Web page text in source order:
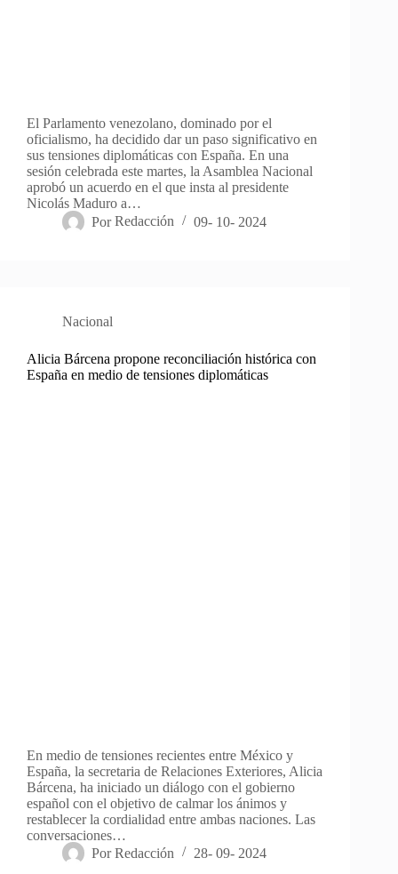
El Parlamento venezolano, dominado por el
oficialismo, ha decidido dar un paso significativo en
sus tensiones diplomáticas con España. En una
sesión celebrada este martes, la Asamblea Nacional
aprobó un acuerdo en el que insta al presidente
Nicolás Maduro a…
Por Redacción 09- 10- 2024
Nacional
Alicia Bárcena propone reconciliación histórica con
España en medio de tensiones diplomáticas
En medio de tensiones recientes entre México y
España, la secretaria de Relaciones Exteriores, Alicia
Bárcena, ha iniciado un diálogo con el gobierno
español con el objetivo de calmar los ánimos y
restablecer la cordialidad entre ambas naciones. Las
conversaciones…
Por Redacción 28- 09- 2024